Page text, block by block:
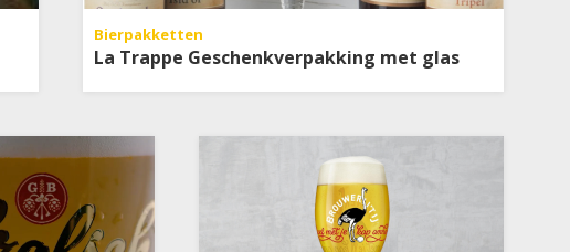
Bierpakketten
La Trappe Geschenkverpakking met glas